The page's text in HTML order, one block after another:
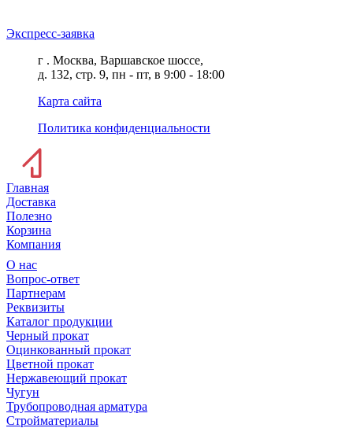
Экспресс-заявка
г . Москва, Варшавское шоссе,
д. 132, стр. 9, пн - пт, в 9:00 - 18:00
Карта сайта
Политика конфиденциальности
Главная
Доставка
Полезно
Корзина
Компания
О нас
Вопрос-ответ
Партнерам
Реквизиты
Каталог продукции
Черный прокат
Оцинкованный прокат
Цветной прокат
Нержавеющий прокат
Чугун
Трубопроводная арматура
Стройматериалы